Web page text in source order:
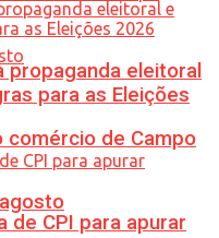
comércio de Campo
propaganda eleitoral
para as Eleições
de CPI para apurar